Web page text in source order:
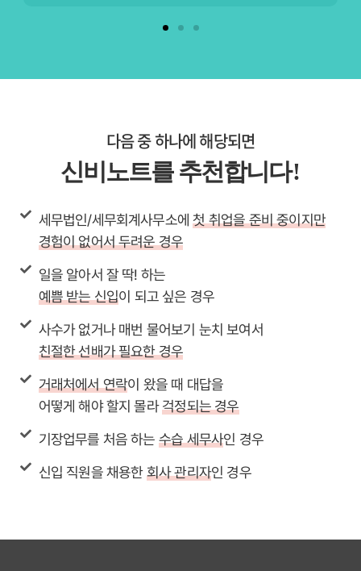
다음 중 하나에 해당되면
신비노트를 추천합니 다!
세무법인/세무회계사무소에첫 취업을 준비 중이지만
경험이 없어서 두려운 경우
일을 알아서 잘 딱! 하는
예쁨 받는 신입이 되고 싶은 경우
사수가 없거나 매번 물어보기 눈치 보여서
친절한 선배가 필요한 경우
거래처에서 연락이 왔을 때 대답을
어떻게 해야 할지 몰라걱정되는 경우
기장업무를 처음 하는 수습 세무사인 경우
신입 직원을 채용한회사 관리자인 경우